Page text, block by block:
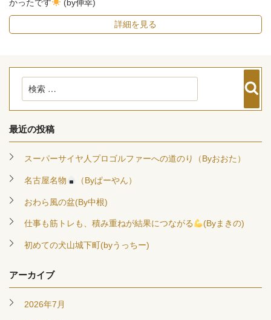
かったです (by伸幸)
詳細を見る
最近の投稿
スーパーサイヤ人プロゴルファーへの道のり（Byおおた）
名古屋名物 （Byぱーやん）
おわら風の盆(By中根)
仕事も筋トレも、積み重ねが結果につながる (Byまきの)
初めての犬山城下町(byうっちー)
アーカイブ
2026年7月